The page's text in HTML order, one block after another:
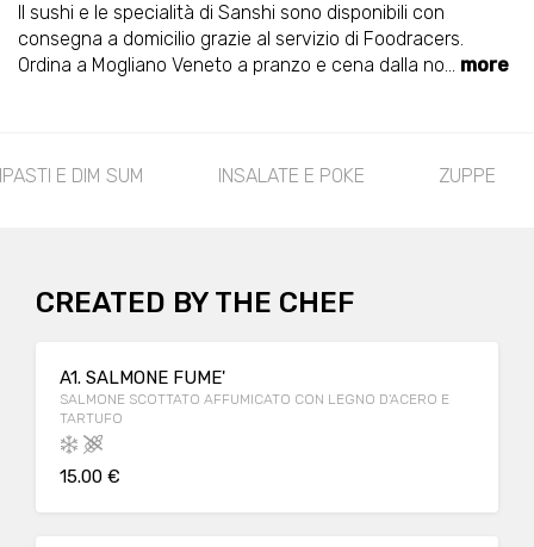
Il sushi e le specialità di Sanshi sono disponibili con
consegna a domicilio grazie al servizio di Foodracers.
Ordina a Mogliano Veneto a pranzo e cena dalla no... more
E DIM SUM INSALATE E POKE ZUPPE
CREATED BY THE CHEF
A1. SALMONE FUME'
SALMONE SCOTTATO AFFUMICATO CON LEGNO D'ACERO E
TARTUFO
15.00 €